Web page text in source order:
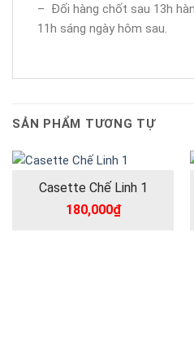
– Đối hàng chốt sau 13h
11h sáng ngày hôm sau.
SẢN PHẨM TƯƠNG TỰ
Casette Chế Linh 1
180,000₫